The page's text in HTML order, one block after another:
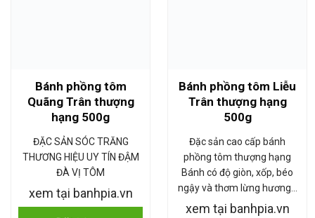
Bánh phồng tôm
Quãng Trân thượng
hạng 500g
ĐẶC SẢN SÓC TRĂNG
THƯƠNG HIỆU UY TÍN ĐẬM
ĐÀ VỊ TÔM
xem tại banhpia.vn
Bánh phồng tôm Liễu
Trân thượng hạng
500g
Đặc sản cao cấp bánh
phồng tôm thượng hạng
Bánh có độ giòn, xốp, béo
ngậy và thơm lừng hương…
xem tại banhpia.vn